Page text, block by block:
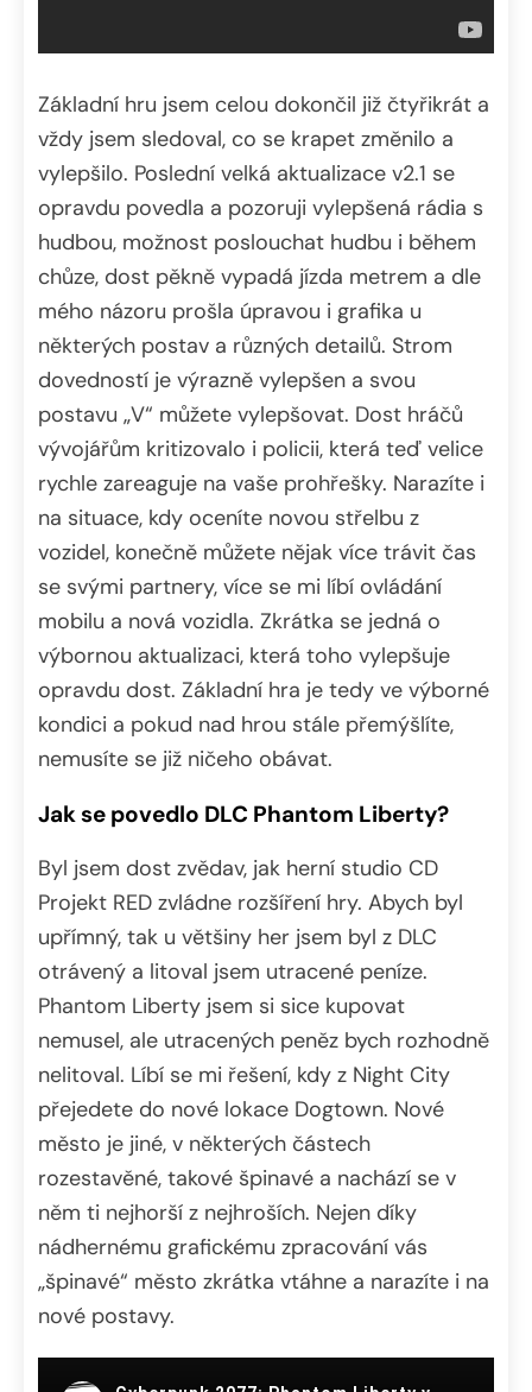
Základní hru jsem celou dokončil již čtyřikrát a
vždy jsem sledoval, co se krapet změnilo a
vylepšilo. Poslední velká aktualizace v2.1 se
opravdu povedla a pozoruji vylepšená rádia s
hudbou, možnost poslouchat hudbu i během
chůze, dost pěkně vypadá jízda metrem a dle
mého názoru prošla úpravou i grafika u
některých postav a různých detailů. Strom
dovedností je výrazně vylepšen a svou
postavu „V“ můžete vylepšovat. Dost hráčů
vývojářům kritizovalo i policii, která teď velice
rychle zareaguje na vaše prohřešky. Narazíte i
na situace, kdy oceníte novou střelbu z
vozidel, konečně můžete nějak více trávit čas
se svými partnery, více se mi líbí ovládání
mobilu a nová vozidla. Zkrátka se jedná o
výbornou aktualizaci, která toho vylepšuje
opravdu dost. Základní hra je tedy ve výborné
kondici a pokud nad hrou stále přemýšlíte,
nemusíte se již ničeho obávat.
Jak se povedlo DLC Phantom Liberty?
Byl jsem dost zvědav, jak herní studio CD
Projekt RED zvládne rozšíření hry. Abych byl
upřímný, tak u většiny her jsem byl z DLC
otrávený a litoval jsem utracené peníze.
Phantom Liberty jsem si sice kupovat
nemusel, ale utracených peněz bych rozhodně
nelitoval. Líbí se mi řešení, kdy z Night City
přejedete do nové lokace Dogtown. Nové
město je jiné, v některých částech
rozestavěné, takové špinavé a nachází se v
něm ti nejhorší z nejhroších. Nejen díky
nádhernému grafickému zpracování vás
„špinavé“ město zkrátka vtáhne a narazíte i na
nové postavy.